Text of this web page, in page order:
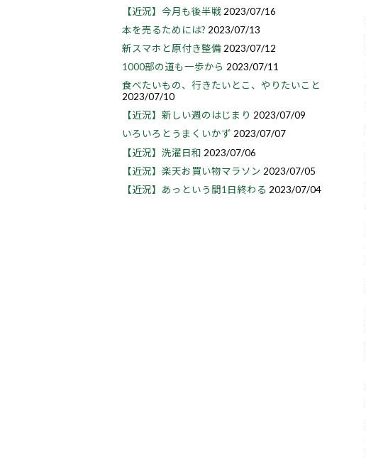
【近況】今月も後半戦 2023/07/16
本を売るためには? 2023/07/13
新スマホと原付き整備 2023/07/12
1000部の道も一歩から 2023/07/11
食べたいもの、行きたいとこ、やりたいこと
2023/07/10
【近況】新しい週のはじまり 2023/07/09
いろいろとうまくいかず 2023/07/07
【近況】洗濯日和 2023/07/06
【近況】楽天お買い物マラソン 2023/07/05
【近況】あっという間1日終わる 2023/07/04